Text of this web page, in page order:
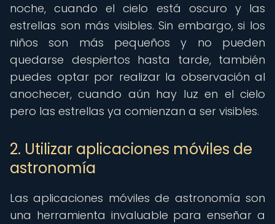
noche, cuando el cielo está oscuro y las
estrellas son más visibles. Sin embargo, si los
niños son más pequeños y no pueden
quedarse despiertos hasta tarde, también
puedes optar por realizar la observación al
anochecer, cuando aún hay luz en el cielo
pero las estrellas ya comienzan a ser visibles.
2. Utilizar aplicaciones móviles de
astronomía
Las aplicaciones móviles de astronomía son
una herramienta invaluable para enseñar a